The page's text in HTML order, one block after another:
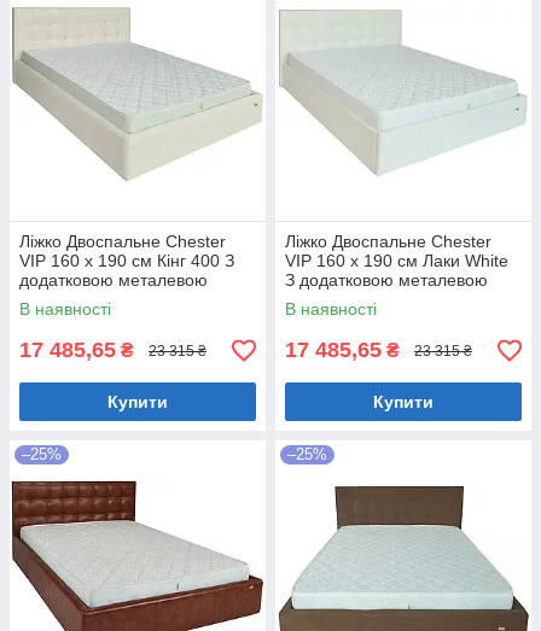
Ліжко Двоспальне Chester
VIP 160 х 190 см Кінг 400 З
додатковою металевою
цільнозварною рамою C1
Білий
В наявності
17 485,65 ₴ 23 315 ₴
Купити
Ліжко Двоспальне Chester
VIP 160 х 190 см Лаки White
З додатковою металевою
цільнозварною рамою Білий
В наявності
17 485,65 ₴ 23 315 ₴
Купити
–25% –25%